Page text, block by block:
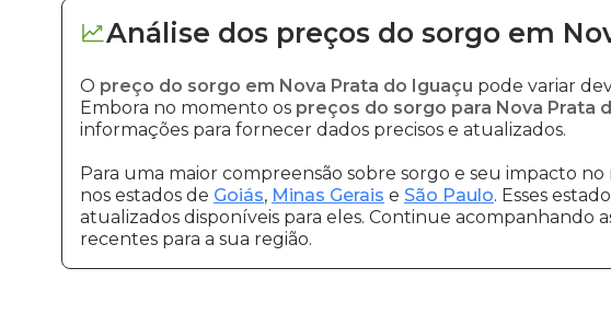
Análise dos preços do sorgo em
O preço do sorgo em Nova Prata do Iguaçu pode variar
Embora no momento os preços do sorgo para Nova Prata
informações para fornecer dados precisos e atualizados.
Para uma maior compreensão sobre sorgo e seu impacto
nos estados de Goiás, Minas Gerais e São Paulo. Esses
atualizados disponíveis para eles. Continue acompanhando
recentes para a sua região.